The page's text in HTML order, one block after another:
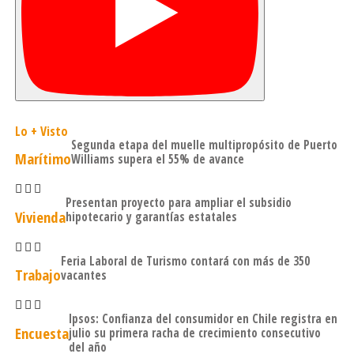
directo beneficio de los habitantes de la comuna.
Una vez finalizada la certificación los proyectos serán
visados por la comisión social del Concejo Municipal.
Lo + Visto
Marítimo
Segunda etapa del muelle multipropósito de Puerto
Williams supera el 55% de avance
Vivienda
Presentan proyecto para ampliar el subsidio
hipotecario y garantías estatales
Trabajo
Feria Laboral de Turismo contará con más de 350
vacantes
Encuesta
Ipsos: Confianza del consumidor en Chile registra en
julio su primera racha de crecimiento consecutivo
del año